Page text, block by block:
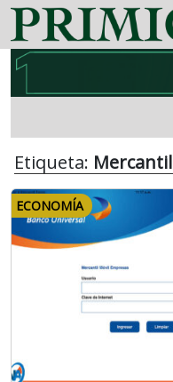
Etiqueta: Mercantil
ECONOMÍA